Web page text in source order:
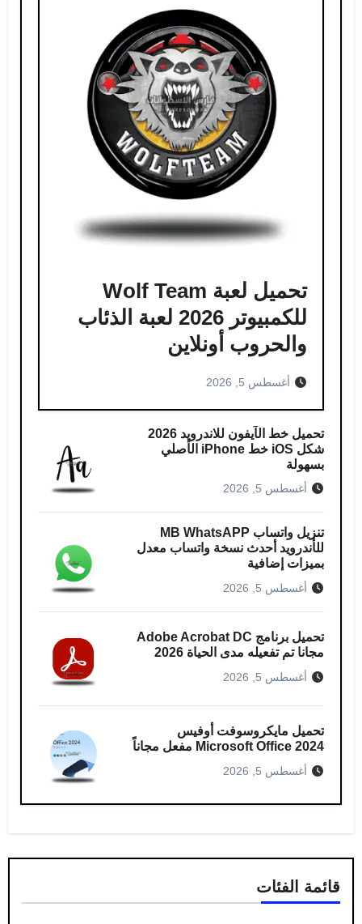
تحميل لعبة Wolf Team
للكمبيوتر 2026 لعبة الذئاب
والحروب أونلاين
أغسطس 5, 2026
تحميل خط الآيفون للاندرويد 2026
شكل iOS خط iPhone الأصلي
بسهولة
أغسطس 5, 2026
تنزيل واتساب MB WhatsAPP
للأندرويد أحدث نسخة واتساب معدل
بميزات إضافية
أغسطس 5, 2026
تحميل برنامج Adobe Acrobat DC
مجانا تم تفعيله مدى الحياة 2026
أغسطس 5, 2026
تحميل مايكروسوفت أوفيس
Microsoft Office 2024 مفعل مجاناً
أغسطس 5, 2026
قائمة الفئات